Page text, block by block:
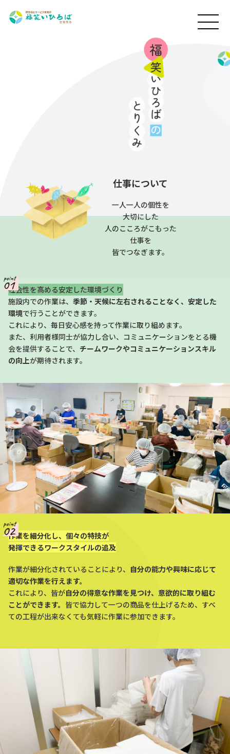
MENU
仕事について
一人一人の個性を
大切にした
人のこころがこもった
仕事を
皆でつなぎます。
社会性を高める安定した環境づくり
施設内での作業は、 季節・天候に左右されることなく、安定した
環境で行うことができます。
これにより、毎日安心感を持って作業に取り組めます。
また、利用者様同士が協力し合い、コミュニケーションをとる機
会を提供することで、 チームワークやコミュニケーションスキル
の向上が期待されます。
作業を細分化し、個々の特技が
発揮できるワークスタイルの追及
作業が細分化されていることにより、 自分の能力や興味に応じて
適切な作業を行えます。
これにより、皆が自分の得意な作業を見つけ、意欲的に取り組む
ことができます。 皆で協力して一つの商品を仕上げるため、すべ
ての工程が出来なくても気軽に作業に参加できます。